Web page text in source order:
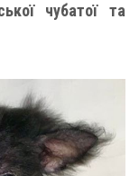
чубатої та